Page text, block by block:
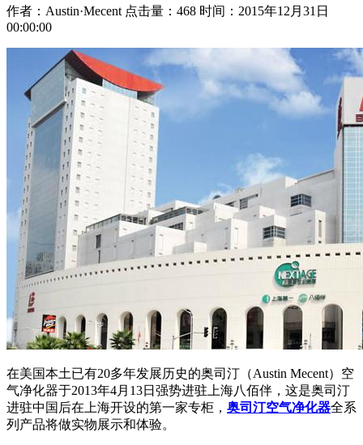
作者：Austin·Mecent 点击量：468 时间：2015年12月31日
00:00:00
在美国本土已有20多年发展历史的奥司汀（Austin Mecent）空
气净化器于2013年4月13日强势进驻上海八佰伴，这是奥司汀
进驻中国后在上海开设的第一家专柜， 奥司汀空气净化器全系
列产品将做实物展示和体验。